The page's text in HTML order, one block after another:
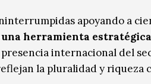
apoyando a
una herramienta
internacional del
la pluralidad y riqueza